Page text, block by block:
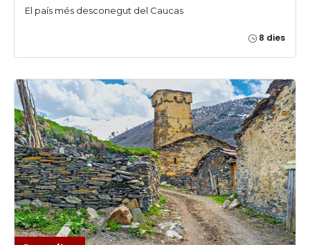
El país més desconegut del Caucas
8 dies